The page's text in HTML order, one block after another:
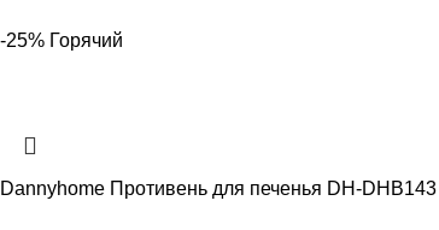
-25% Горячий
Dannyhome Противень для печенья DH-